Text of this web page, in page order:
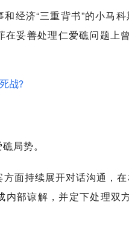
经济“三重背书”的小马
妥善处理仁爱礁问题上
局势。
面持续展开对话沟通，
部谅解，并定下处理双